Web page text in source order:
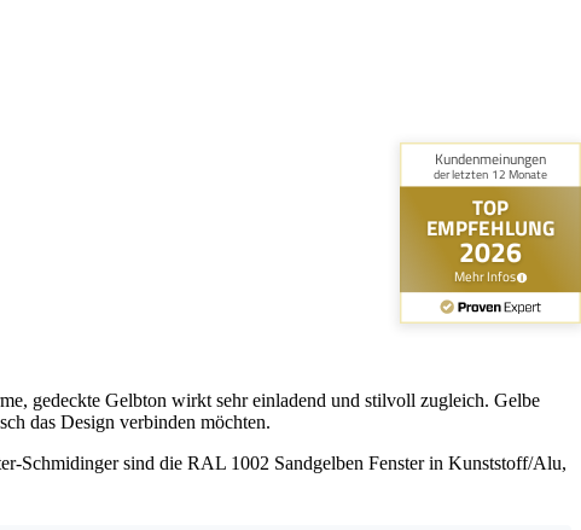
gedeckte Gelbton wirkt sehr einladend und stilvoll zugleich. Gelbe
das Design verbinden möchten.
Schmidinger sind die RAL 1002 Sandgelben Fenster in Kunststoff/Alu,